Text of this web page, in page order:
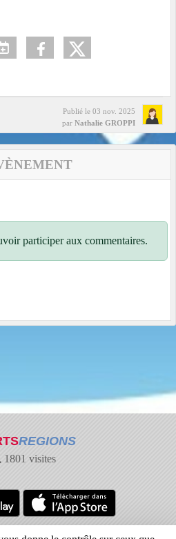
Publié le 03 nov. 2025
par Nathalie GROPPI
participer aux commentaires.
REGIONS
1801 visites
Gestion des cookies